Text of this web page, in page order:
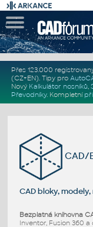
Přes 123.000
(CZ+EN). Tipy pro
Nový Kalkulátor nosníků,
Převodníky. Kompletní
CAD/
CAD bloky,
Bezplatná knihovna
Inventor, Fusion 360